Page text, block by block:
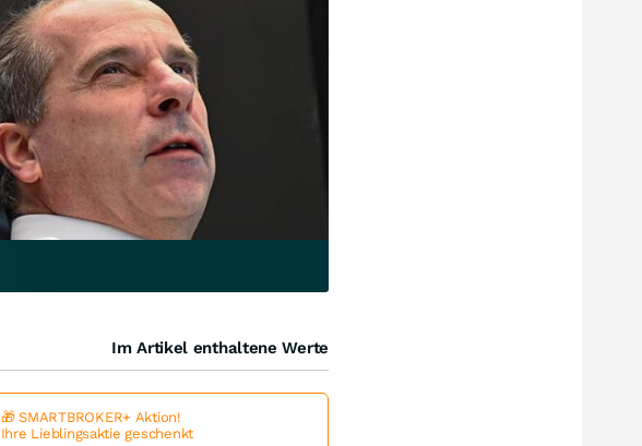
Im Artikel enthaltene Werte
🎁 SMARTBROKER+ Aktion!
Ihre Lieblingsaktie geschenkt